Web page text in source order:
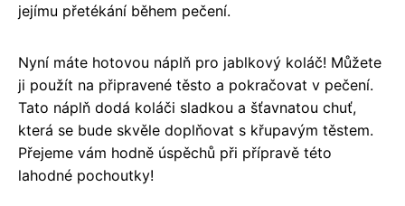
jejímu přetékání během pečení.
Nyní máte hotovou náplň pro jablkový koláč! Můžete
ji použít na připravené těsto a pokračovat v pečení.
Tato náplň dodá koláči sladkou a šťavnatou chuť,
která se bude skvěle doplňovat s křupavým těstem.
Přejeme vám hodně úspěchů při přípravě této
lahodné pochoutky!